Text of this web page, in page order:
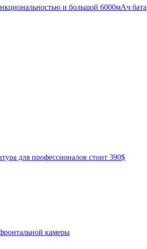
и большой 6000мАч
для профессионалов стоит 390$
камеры